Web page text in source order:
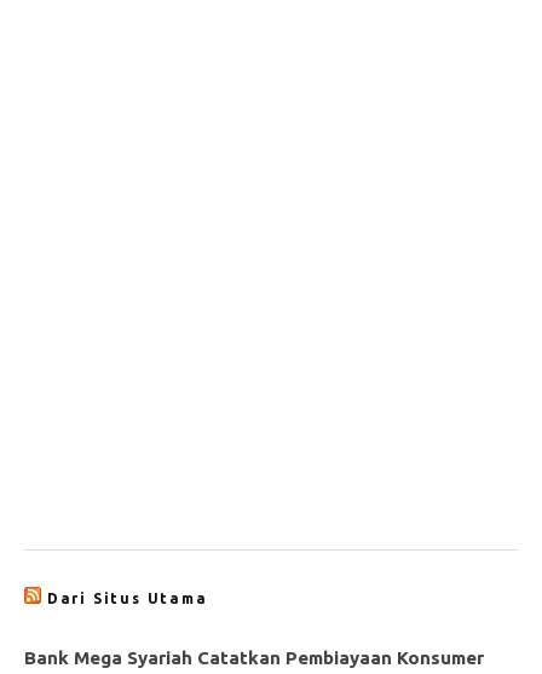
Dari Situs Utama
Bank Mega Syariah Catatkan Pembiayaan Konsumer